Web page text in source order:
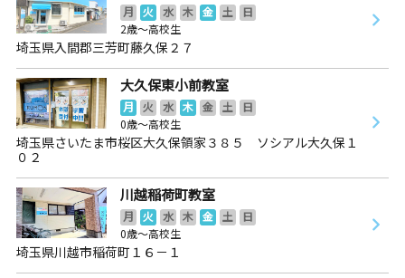
月 火 水 木 金 土
日
2歳～高校生
埼玉県入間郡三芳町藤久保２７
大久保東小前教室
月 火 水 木 金 土
日
0歳～高校生
埼玉県さいたま市桜区大久保領家３８５ ソシアル大久保１
０２
川越稲荷町教室
月 火 水 木 金 土
日
0歳～高校生
埼玉県川越市稲荷町１６－１